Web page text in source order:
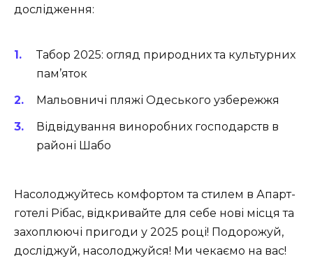
дослідження:
Табор 2025: огляд природних та культурних
пам’яток
Мальовничі пляжі Одеського узбережжя
Відвідування виноробних господарств в
районі Шабо
Насолоджуйтесь комфортом та стилем в Апарт-
готелі Рібас, відкривайте для себе нові місця та
захоплюючі пригоди у 2025 році! Подорожуй,
досліджуй, насолоджуйся! Ми чекаємо на вас!